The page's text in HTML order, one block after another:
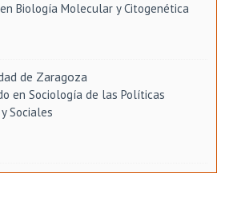
Biología Molecular y Citogenética
de Zaragoza
en Sociología de las Políticas
Sociales